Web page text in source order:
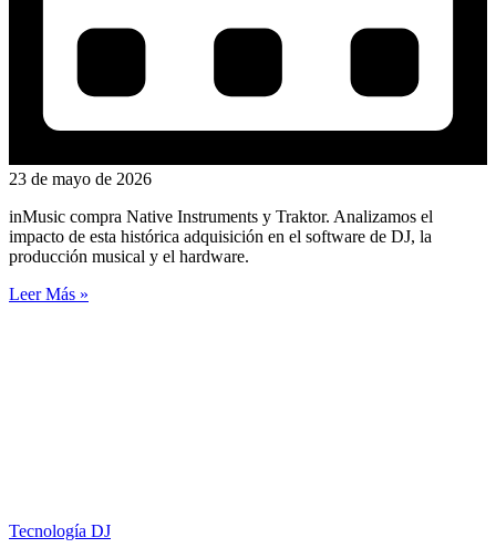
23 de mayo de 2026
inMusic compra Native Instruments y Traktor. Analizamos el
impacto de esta histórica adquisición en el software de DJ, la
producción musical y el hardware.
Leer Más »
Tecnología DJ